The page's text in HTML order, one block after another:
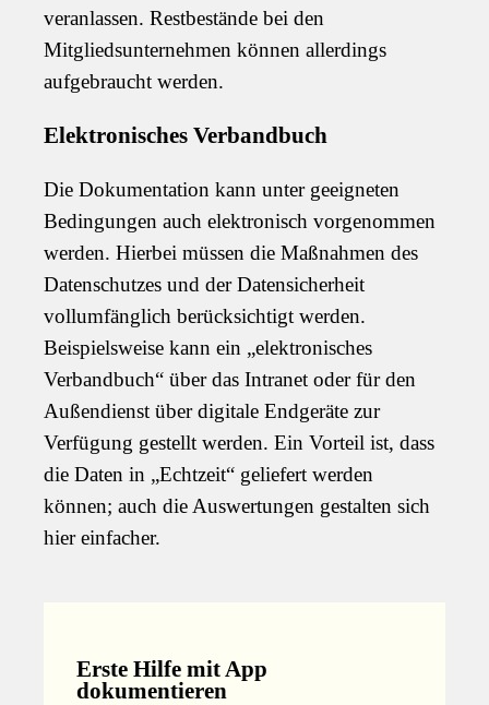
veranlassen. Restbestände bei den
Mitgliedsunternehmen können allerdings
aufgebraucht werden.
Elektronisches Verbandbuch
Die Dokumentation kann unter geeigneten
Bedingungen auch elektronisch vorgenommen
werden. Hierbei müssen die Maßnahmen des
Datenschutzes und der Datensicherheit
vollumfänglich berücksichtigt werden.
Beispielsweise kann ein „elektronisches
Verbandbuch“ über das Intranet oder für den
Außendienst über digitale Endgeräte zur
Verfügung gestellt werden. Ein Vorteil ist, dass
die Daten in „Echtzeit“ geliefert werden
können; auch die Auswertungen gestalten sich
hier einfacher.
Erste Hilfe mit App
dokumentieren